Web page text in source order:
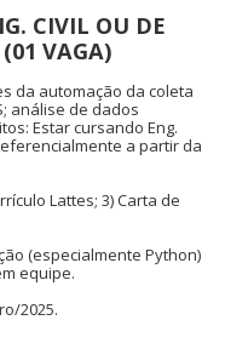
CIVIL OU DE
VAGA)
da automação da coleta
análise de dados
Estar cursando Eng.
a partir da
Lattes; 3) Carta de
(especialmente Python)
equipe.
2025.